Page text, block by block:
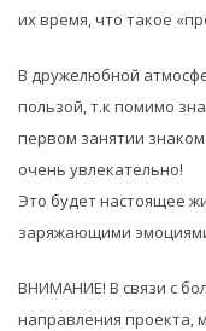
их время, что такое
В дружелюбной
пользой, т.к помимо
первом занятии
очень увлекательно!
Это будет настоящее
заряжающими
ВНИМАНИЕ! В связи с
направления проекта,